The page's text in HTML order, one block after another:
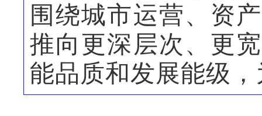
围绕城市运营、资
推向更深层次、更
能品质和发展能级